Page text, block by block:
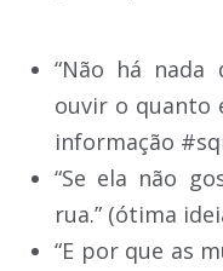
“Não há
ouvir o quanto
informação
“Se ela não
rua.” (ótima
“E por que as